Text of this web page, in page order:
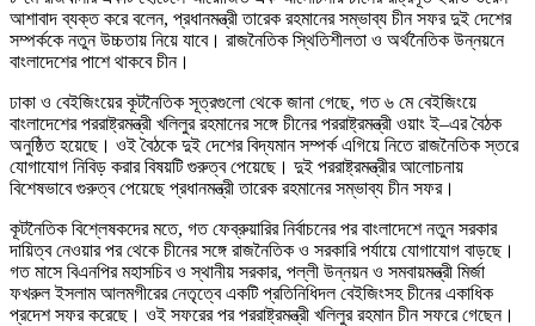
আশাবাদ ব্যক্ত করে বলেন, প্রধানমন্ত্রী তারেক রহমানের সম্ভাব্য চীন সফর দুই দেশের
সম্পর্ককে নতুন উচ্চতায় নিয়ে যাবে। রাজনৈতিক স্থিতিশীলতা ও অর্থনৈতিক উন্নয়নে
বাংলাদেশের পাশে থাকবে চীন।
ঢাকা ও বেইজিংয়ের কূটনৈতিক সূত্রগুলো থেকে জানা গেছে, গত ৬ মে বেইজিংয়ে
বাংলাদেশের পররাষ্ট্রমন্ত্রী খলিলুর রহমানের সঙ্গে চীনের পররাষ্ট্রমন্ত্রী ওয়াং ই–এর বৈঠক
অনুষ্ঠিত হয়েছে। ওই বৈঠকে দুই দেশের বিদ্যমান সম্পর্ক এগিয়ে নিতে রাজনৈতিক স্তরে
যোগাযোগ নিবিড় করার বিষয়টি গুরুত্ব পেয়েছে। দুই পররাষ্ট্রমন্ত্রীর আলোচনায়
বিশেষভাবে গুরুত্ব পেয়েছে প্রধানমন্ত্রী তারেক রহমানের সম্ভাব্য চীন সফর।
কূটনৈতিক বিশ্লেষকদের মতে, গত ফেব্রুয়ারির নির্বাচনের পর বাংলাদেশে নতুন সরকার
দায়িত্ব নেওয়ার পর থেকে চীনের সঙ্গে রাজনৈতিক ও সরকারি পর্যায়ে যোগাযোগ বাড়ছে।
গত মাসে বিএনপির মহাসচিব ও স্থানীয় সরকার, পল্লী উন্নয়ন ও সমবায়মন্ত্রী মির্জা
ফখরুল ইসলাম আলমগীরের নেতৃত্বে একটি প্রতিনিধিদল বেইজিংসহ চীনের একাধিক
প্রদেশ সফর করেছে। ওই সফরের পর পররাষ্ট্রমন্ত্রী খলিলুর রহমান চীন সফরে গেছেন।